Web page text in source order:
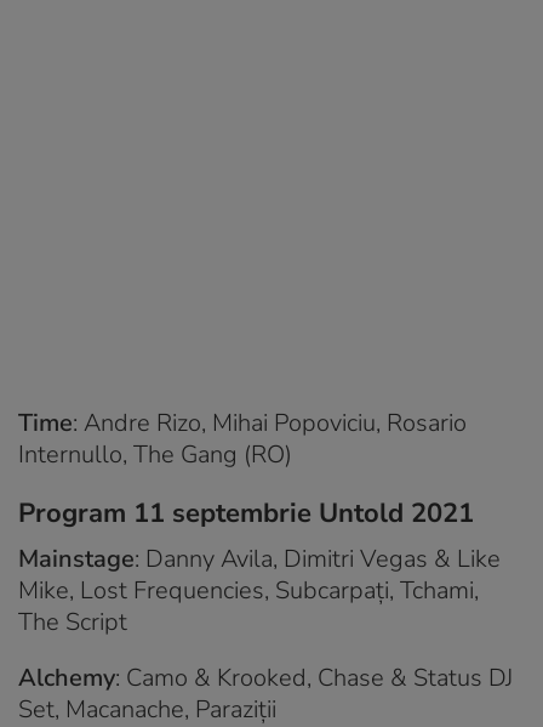
Time: Andre Rizo, Mihai Popoviciu, Rosario
Internullo, The Gang (RO)
Program 11 septembrie Untold 2021
Mainstage: Danny Avila, Dimitri Vegas & Like
Mike, Lost Frequencies, Subcarpați, Tchami,
The Script
Alchemy: Camo & Krooked, Chase & Status DJ
Set, Macanache, Paraziții